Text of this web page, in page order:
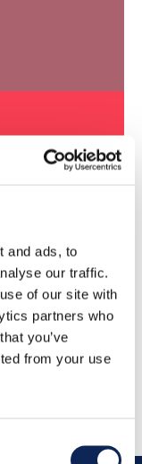
and ads, to
our traffic.
of our site with
partners who
you’ve
from your use